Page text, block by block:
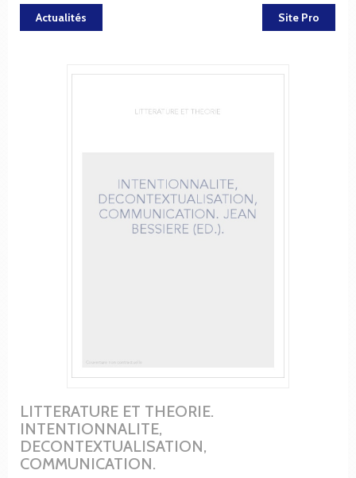
Actualités Site Pro
LITTERATURE ET THEORIE.
INTENTIONNALITE,
DECONTEXTUALISATION,
COMMUNICATION.